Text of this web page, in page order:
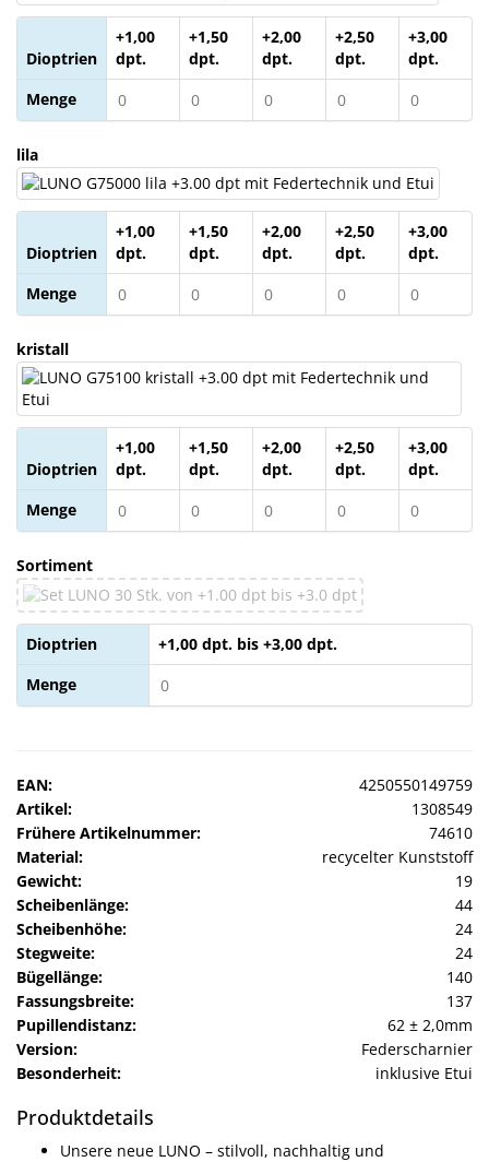
Dioptrien
+1,00
dpt.
+1,50
dpt.
+2,00
dpt.
+2,50
dpt.
+3,00
dpt.
Menge
lila
Dioptrien
+1,00
dpt.
+1,50
dpt.
+2,00
dpt.
+2,50
dpt.
+3,00
dpt.
Menge
kristall
Dioptrien
+1,00
dpt.
+1,50
dpt.
+2,00
dpt.
+2,50
dpt.
+3,00
dpt.
Menge
Sortiment
Dioptrien
+1,00 dpt. bis +3,00 dpt.
Menge
EAN:
4250550149759
Artikel:
1308549
Frühere Artikelnummer:
74610
Material:
recycelter Kunststoff
Gewicht:
19
Scheibenlänge:
44
Scheibenhöhe:
24
Stegweite:
24
Bügellänge:
140
Fassungsbreite:
137
Pupillendistanz:
62 ± 2,0mm
Version:
Federscharnier
Besonderheit:
inklusive Etui
Produktdetails
Unsere neue LUNO – stilvoll, nachhaltig und